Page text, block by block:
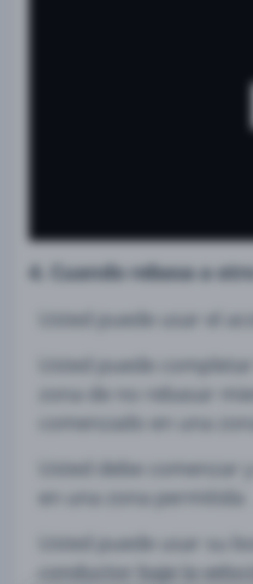
4. Cuando rebasa a
Usted puede usar el
Usted puede
zona de no rebasar
comenzado en una
Usted debe comenzar
en una zona permitida
Usted puede usar su
conductor baje la